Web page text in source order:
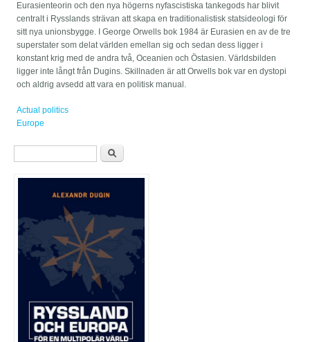
Eurasienteorin och den nya högerns nyfascistiska tankegods har blivit
centralt i Rysslands strävan att skapa en traditionalistisk statsideologi för
sitt nya unionsbygge. I George Orwells bok 1984 är Eurasien en av de tre
superstater som delat världen emellan sig och sedan dess ligger i
konstant krig med de andra två, Oceanien och Östasien. Världsbilden
ligger inte långt från Dugins. Skillnaden är att Orwells bok var en dystopi
och aldrig avsedd att vara en politisk manual.
Actual politics
Europe
Sök